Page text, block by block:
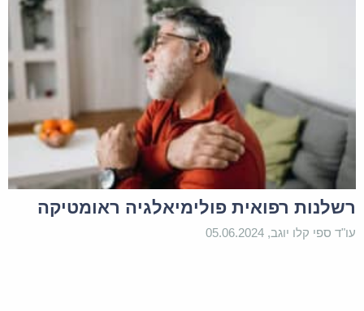
רשלנות רפואית פולימיאלגיה ראומטיקה
עו"ד ספי קלו יוגב, 05.06.2024